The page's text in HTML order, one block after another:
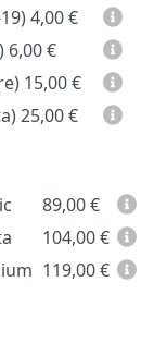
4,00 €
6,00 €
15,00 €
25,00 €
89,00€
104,00€
119,00€